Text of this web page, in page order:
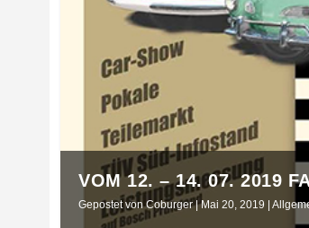
VOM 12. – 14. 07. 2019
Gepostet vonCoburger|Mai 20, 2019 |